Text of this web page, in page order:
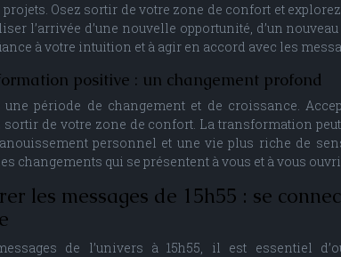
Osez sortir de votre zone de confort et
l’arrivée d’une nouvelle opportunité, d’un
à votre intuition et à agir en accord avec les
positive : un changement profond
une période de changement et de croissance.
sortir de votre zone de confort. La transformation
personnel et une vie plus riche de
changements qui se présentent à vous et à vous
les messages de 15h55 : se
de l’univers à 15h55, il est essentiel